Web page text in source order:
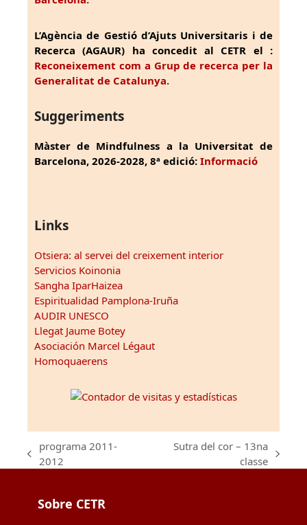
L’Agència de Gestió d’Ajuts Universitaris i de
Recerca (AGAUR) ha concedit al CETR el :
Reconeixement com a Grup de recerca per la
Generalitat de Catalunya.
Suggeriments
Màster de Mindfulness a la Universitat de
Barcelona, 2026-2028, 8ª edició: Informació
Links
Otsiera: al servei del creixement interior
Servicios Koinonia
Sangha IparHaizea
Espiritualidad Pamplona-Iruña
AUDIR UNESCO
Llegat Jaume Botey
Asociación Marcel Légaut
Homoquaerens
previous
programa 2011-
2012
Sutra del cor – 13na
classe
Sobre CETR